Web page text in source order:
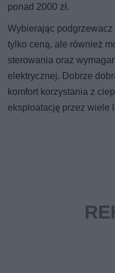
ponad 2000 zł.
Wybierając
tylko ceną, ale również
sterowania oraz
elektrycznej. Dobrze
komfort korzystania z
eksploatację przez wiele